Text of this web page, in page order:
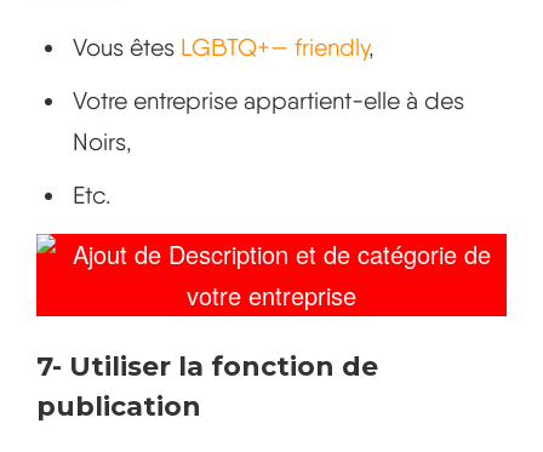
Vous êtes LGBTQ+— friendly,
Votre entreprise appartient-elle à des
Noirs,
Etc.
7- Utiliser la fonction de
publication